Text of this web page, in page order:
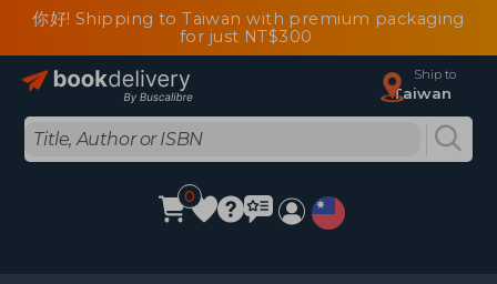
你好! Shipping to Taiwan with premium packaging
for just NT$300
Ship to
Taiwan
0